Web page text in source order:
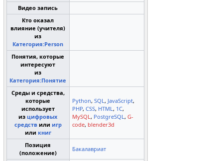
Видео запись
Кто оказал
влияние (учителя)
из
Категория:Person
Понятия, которые
интересуют
из
Категория:Понятие
Среды и средства,
которые
использует
изцифровых
средствили игр
или книг
Python,SQL, JavaScript,
PHP,CSS, HTML, 1С,
MySQL, PostgreSQL,G-
code, blender3d
Позиция
(положение)
Бакалавриат